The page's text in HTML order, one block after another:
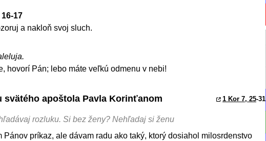
16-17
a nakloň svoj sluch.
hovorí Pán; lebo máte veľkú odmenu v nebi!
svätého apoštola Pavla Korinťanom 1 Kor 7, 25-31
rozluku. Si bez ženy? Nehľadaj si ženu
Pánov príkaz, ale dávam radu ako taký, ktorý dosiahol milosrdenstvo